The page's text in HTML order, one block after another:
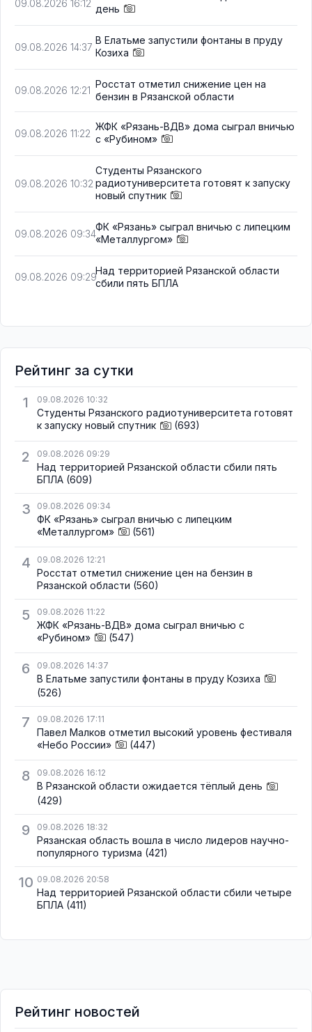
09.08.2026 16:12 день
09.08.2026 14:37
В Елатьме запустили фонтаны в пруду
Козиха
09.08.2026 12:21
Росстат отметил снижение цен на
бензин в Рязанской области
09.08.2026 11:22
ЖФК «Рязань-ВДВ» дома сыграл вничью
с «Рубином»
09.08.2026 10:32
Студенты Рязанского
радиотуниверситета готовят к запуску
новый спутник
09.08.2026 09:34
ФК «Рязань» сыграл вничью с липецким
«Металлургом»
09.08.2026 09:29
Над территорией Рязанской области
сбили пять БПЛА
Рейтинг за сутки
1
09.08.2026 10:32
Студенты Рязанского радиотуниверситета готовят
к запуску новый спутник
(693)
2 09.08.2026 09:29
Над территорией Рязанской области сбили пять
БПЛА (609)
3 09.08.2026 09:34
ФК «Рязань» сыграл вничью с липецким
«Металлургом»
(561)
4 09.08.2026 12:21
Росстат отметил снижение цен на бензин в
Рязанской области (560)
5 09.08.2026 11:22
ЖФК «Рязань-ВДВ» дома сыграл вничью с
«Рубином»
(547)
6 09.08.2026 14:37
В Елатьме запустили фонтаны в пруду Козиха
(526)
7 09.08.2026 17:11
Павел Малков отметил высокий уровень фестиваля
«Небо России»
(447)
8 09.08.2026 16:12
В Рязанской области ожидается тёплый день
(429)
9 09.08.2026 18:32
Рязанская область вошла в число лидеров научно-
популярного туризма (421)
10 09.08.2026 20:58
Над территорией Рязанской области сбили четыре
БПЛА (411)
Рейтинг новостей